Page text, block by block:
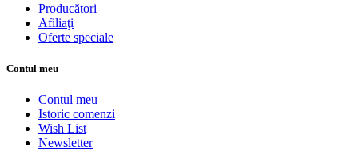
Producători
Afiliaţi
Oferte speciale
Contul meu
Contul meu
Istoric comenzi
Wish List
Newsletter